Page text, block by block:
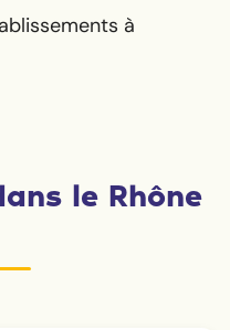
à
le Rhône